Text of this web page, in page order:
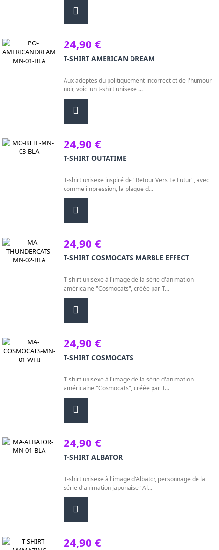
24,90 €
T-SHIRT AMERICAN DREAM
Aux adeptes du politiquement incorrect et de l'humour
noir, voici un t-shirt unisexe ...
24,90 €
T-SHIRT OUTATIME
T-shirt unisexe inspiré de "Retour Vers Le Futur", avec
comme impression, la plaque d...
24,90 €
T-SHIRT COSMOCATS MARBLE EFFECT
T-shirt unisexe à l'image de la série d'animation
américaine "Cosmocats", créée par T...
24,90 €
T-SHIRT COSMOCATS
T-shirt unisexe à l'image de la série d'animation
américaine "Cosmocats", créée par T...
24,90 €
T-SHIRT ALBATOR
T-shirt unisexe à l'image d'Albator, personnage de la
série d'animation japonaise "Al...
24,90 €